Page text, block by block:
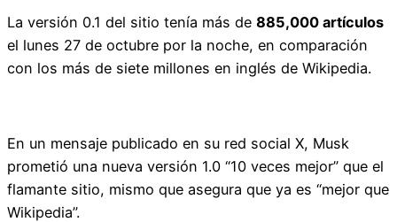
La versión 0.1 del sitio tenía más de 885,000 artículos
el lunes 27 de octubre por la noche, en comparación
con los más de siete millones en inglés de Wikipedia.
En un mensaje publicado en su red social X, Musk
prometió una nueva versión 1.0 “10 veces mejor” que el
flamante sitio, mismo que asegura que ya es “mejor que
Wikipedia”.